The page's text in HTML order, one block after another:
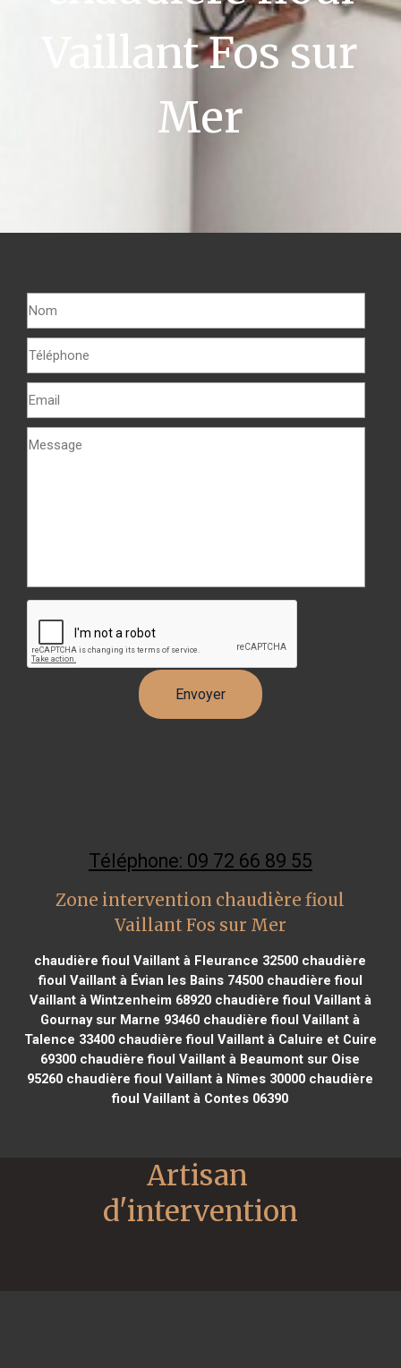
Vaillant Fos sur
Mer
Téléphone: 09 72 66 89 55
Zone intervention chaudière fioul
Vaillant Fos sur Mer
chaudière fioul Vaillant à Fleurance 32500 chaudière
fioul Vaillant à Évian les Bains 74500chaudière fioul
Vaillant à Wintzenheim 68920chaudière fioul Vaillant à
Gournay sur Marne 93460 chaudière fioul Vaillant à
Talence 33400chaudière fioul Vaillant à Caluire et Cuire
69300 chaudière fioul Vaillant à Beaumont sur Oise
95260 chaudière fioul Vaillant à Nîmes 30000 chaudière
fioul Vaillant à Contes 06390
Artisan
d'intervention